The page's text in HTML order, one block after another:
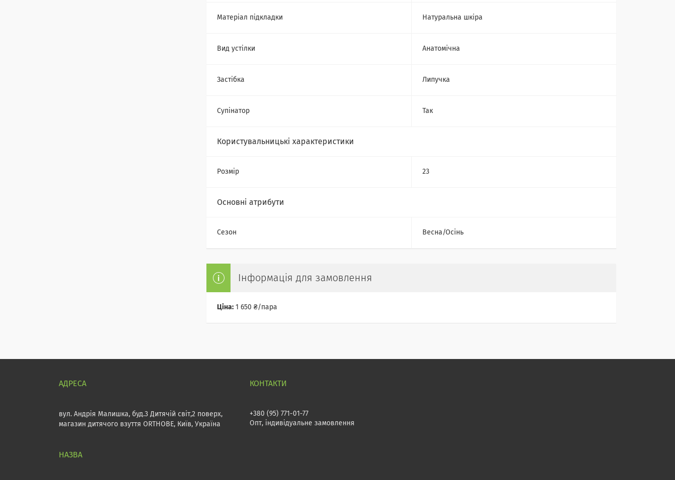
Матеріал підкладки Натуральна шкіра
Вид устілки Анатомічна
Застібка Липучка
Супінатор Так
Користувальницькі характеристики
Розмір 23
Основні атрибути
Сезон Весна/Осінь
Інформація для замовлення
Ціна: 1 650 ₴/пара
вул. Андрія Малишка, буд.3 Дитячій світ,2 поверх,
магазин дитячого взуття ORTHOBE, Київ, Україна
+380 (95) 771-01-77
Опт, індивідуальне замовлення